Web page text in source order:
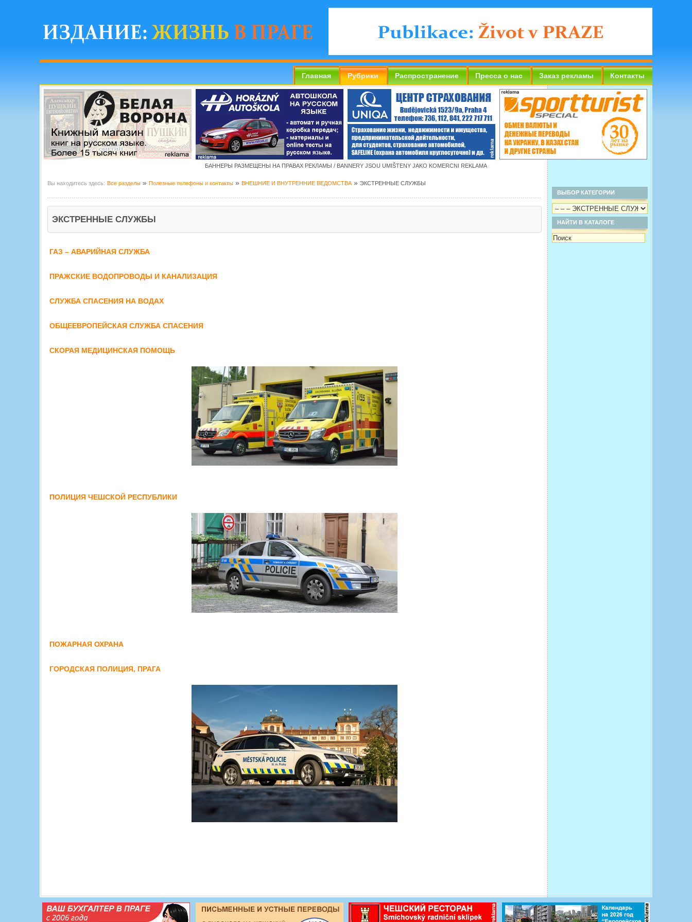
Главная Рубрики Распространение Пресса о нас Заказ рекламы Контакты
БАННЕРЫ РАЗМЕЩЕНЫ НА ПРАВАХ РЕКЛАМЫ / BANNERY JSOU UMIŠTENY JAKO KOMERCNI REKLAMA
Вы находитесь здесь: Все разделы » Полезные телефоны и контакты » ВНЕШНИЕ И ВНУТРЕННИЕ ВЕДОМСТВА » ЭКСТРЕННЫЕ СЛУЖБЫ
ЭКСТРЕННЫЕ СЛУЖБЫ
ГАЗ – АВАРИЙНАЯ СЛУЖБА
ПРАЖСКИЕ ВОДОПРОВОДЫ И КАНАЛИЗАЦИЯ
СЛУЖБА СПАСЕНИЯ НА ВОДАХ
ОБЩЕЕВРОПЕЙСКАЯ СЛУЖБА СПАСЕНИЯ
СКОРАЯ МЕДИЦИНСКАЯ ПОМОЩЬ
ПОЛИЦИЯ ЧЕШСКОЙ РЕСПУБЛИКИ
ПОЖАРНАЯ ОХРАНА
ГОРОДСКАЯ ПОЛИЦИЯ, ПРАГА
ВЫБОР КАТЕГОРИИ
НАЙТИ В КАТАЛОГЕ